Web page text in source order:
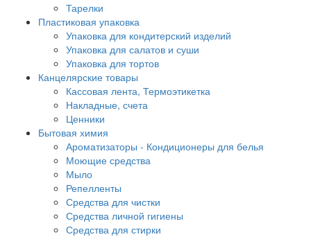
Тарелки
Пластиковая упаковка
Упаковка для кондитерский изделий
Упаковка для салатов и суши
Упаковка для тортов
Канцелярские товары
Кассовая лента, Термоэтикетка
Накладные, счета
Ценники
Бытовая химия
Ароматизаторы - Кондиционеры для белья
Моющие средства
Мыло
Репелленты
Средства для чистки
Средства личной гигиены
Средства для стирки